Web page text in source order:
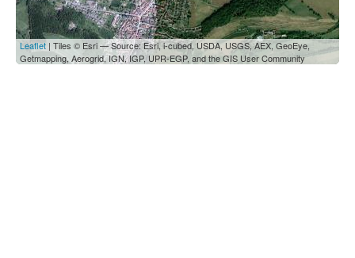
Leaflet | Tiles © Esri — Source: Esri, i-cubed, USDA, USGS, AEX, GeoEye,
Getmapping, Aerogrid, IGN, IGP, UPR-EGP, and the GIS User Community